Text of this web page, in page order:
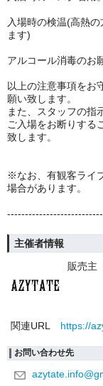
入場時の検温(高熱
ます)
アルコール消毒のお
以上の注意事項をお
願い致します。
また、スタッフの指
ご入場をお断りする
致します。
※なお、有観客ライ
場合があります。
主催者情報
販売主
関連URL https://
お問い合わせ先